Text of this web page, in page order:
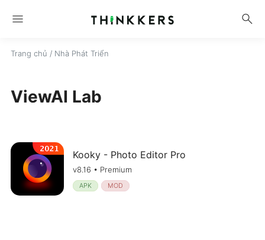
menu search
Trang chủ / Nhà Phát Triển
ViewAI Lab
Kooky - Photo Editor Pro
v8.16 • Premium
APK MOD